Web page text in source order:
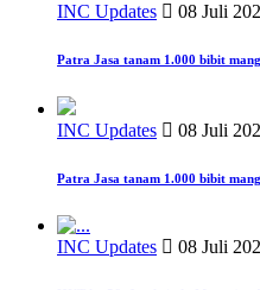
INC Updates 08 Juli
Patra Jasa tanam 1.000 bibit
INC Updates 08 Juli
Patra Jasa tanam 1.000 bibit
INC Updates 08 Juli